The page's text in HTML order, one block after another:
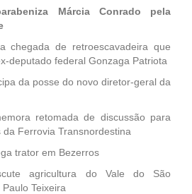
Márcia Conrado pela
chegada de retroescavadeira que
deputado federal Gonzaga Patriota
da posse do novo diretor-geral da
retomada de discussão para
Ferrovia Transnordestina
trator em Bezerros
agricultura do Vale do São
Teixeira